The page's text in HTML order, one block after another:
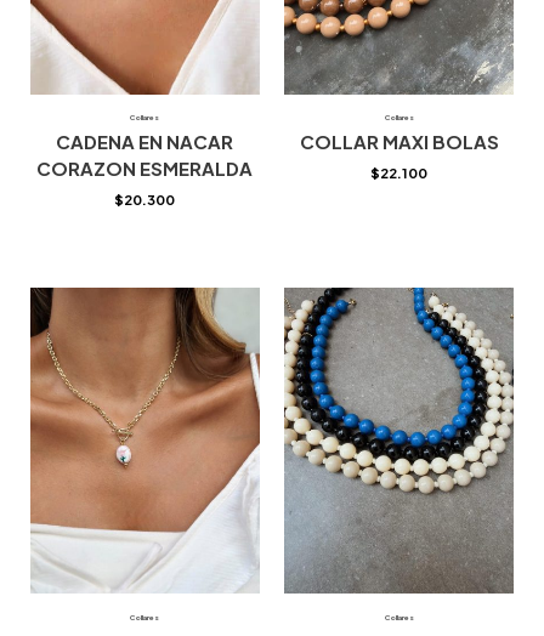
Collares
CADENA EN NACAR
CORAZON ESMERALDA
$20.300
Collares
COLLAR MAXI BOLAS
$22.100
Collares Collares